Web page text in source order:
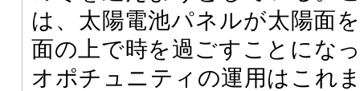
は、太陽電池パネルが太陽面
面の上で時を過ごすことにな
オポチュニティの運用はこれ